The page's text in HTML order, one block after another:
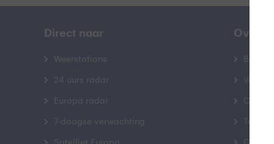
Direct naar
Weerstations
24 uurs radar
Europa radar
7-daagse verwachting
Over
Contact